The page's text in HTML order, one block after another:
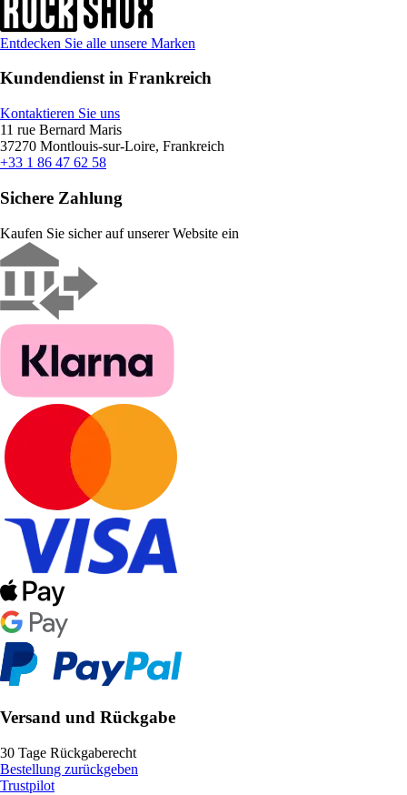
Entdecken Sie alle unsere Marken
Kundendienst in Frankreich
Kontaktieren Sie uns
11 rue Bernard Maris
37270 Montlouis-sur-Loire, Frankreich
+33 1 86 47 62 58
Sichere Zahlung
Kaufen Sie sicher auf unserer Website ein
Versand und Rückgabe
30 Tage Rückgaberecht
Bestellung zurückgeben
Trustpilot